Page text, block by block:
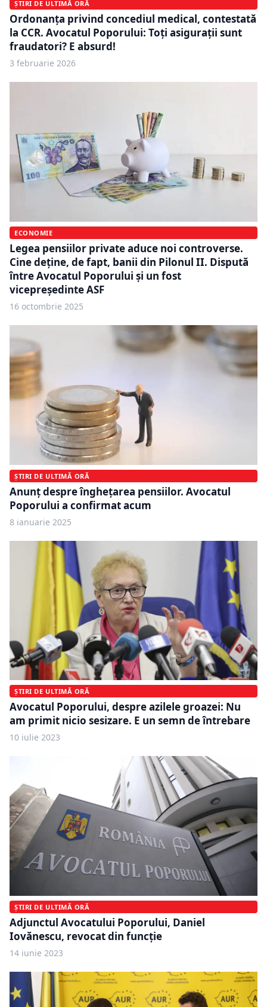
ȘTIRI DE ULTIMĂ ORĂ
Ordonanța privind concediul medical, contestată
la CCR. Avocatul Poporului: Toți asigurații sunt
fraudatori? E absurd!
3 februarie 2026
ECONOMIE
Legea pensiilor private aduce noi controverse.
Cine deține, de fapt, banii din Pilonul II. Dispută
între Avocatul Poporului și un fost
vicepreședinte ASF
16 octombrie 2025
ȘTIRI DE ULTIMĂ ORĂ
Anunț despre înghețarea pensiilor. Avocatul
Poporului a confirmat acum
8 ianuarie 2025
ȘTIRI DE ULTIMĂ ORĂ
Avocatul Poporului, despre azilele groazei: Nu
am primit nicio sesizare. E un semn de întrebare
10 iulie 2023
ȘTIRI DE ULTIMĂ ORĂ
Adjunctul Avocatului Poporului, Daniel
Iovănescu, revocat din funcție
14 iunie 2023